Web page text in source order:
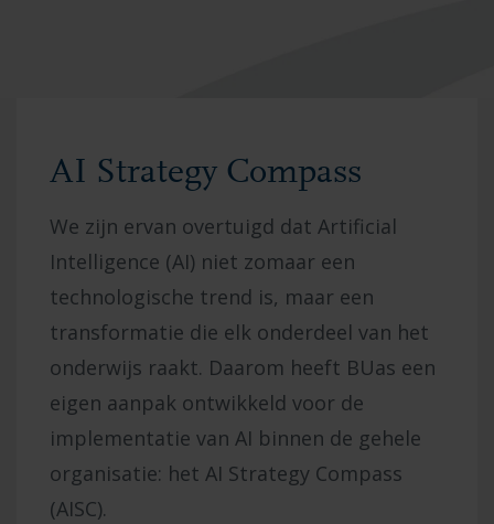
AI Strategy Compass
We zijn ervan overtuigd dat Artificial
Intelligence (AI) niet zomaar een
technologische trend is, maar een
transformatie die elk onderdeel van het
onderwijs raakt. Daarom heeft BUas een
eigen aanpak ontwikkeld voor de
implementatie van AI binnen de gehele
organisatie: het AI Strategy Compass
(AISC).